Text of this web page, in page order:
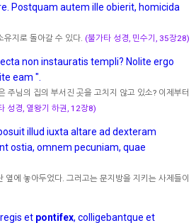
Postquam autem ille obierit, homicida
지로 돌아갈 수 있다. (불가타 성경, 민수기, 35장28)
non instauratis templi? Nolite ergo
eam ".
주님의 집의 부서진 곳을 고치지 않고 있소? 이제부터
성경, 열왕기 하권, 12장8)
illud iuxta altare ad dexteram
ostia, omnem pecuniam, quae
에 놓아두었다. 그러고는 문지방을 지키는 사제들이
et pontifex, colligebantque et